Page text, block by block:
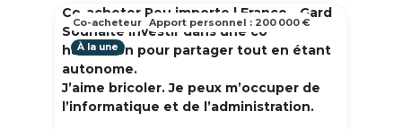
Co-acheter Peu importe | France - Gard
Souhaite investir dans une co
habitation pour partager tout en étant
autonome.
J’aime bricoler. Je peux m’occuper de
l’informatique et de l’administration.
À la une
Co-acheteur Apport personnel : 200 000 €